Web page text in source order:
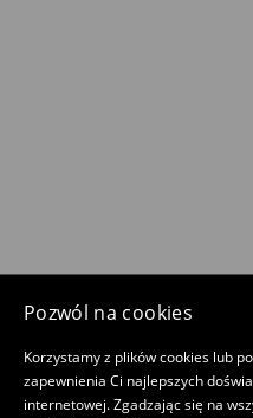
Pozwól na cookies
Korzystamy z plików cookies lub
zapewnienia Ci najlepszych
internetowej. Zgadzając się na